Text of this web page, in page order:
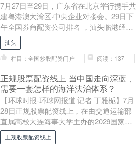
7月27日至29日，广东省在北京举行携手共
建粤港澳大湾区·中央企业对接会。29日下
午全国券商配资公司排名 ，汕头临港经济
区产业对接座谈会在北京举行。这是汕头
市委....
汕头
栏目：全国炒股配资门户
阅读：137
正规股票配资线上 当中国走向深蓝，
需要一套怎样的海洋法治体系？
【环球时报-环球网报道 记者 丁雅栀】7月
28日正规股票配资线上，在由交通运输部
直属高校大连海事大学主办的2026国家海
洋治理与发展学术交流会上，《中国海洋
法治....
正规股票配资线上